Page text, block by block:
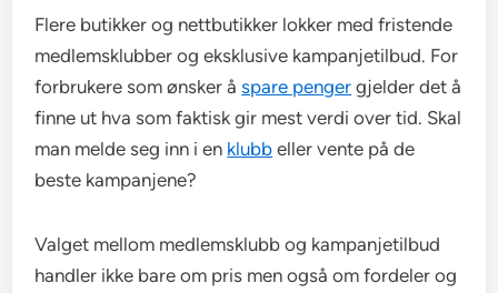
Flere butikker og nettbutikker lokker med fristende
medlemsklubber og eksklusive kampanjetilbud. For
forbrukere som ønsker åspare penger gjelder det å
finne ut hva som faktisk gir mest verdi over tid. Skal
man melde seg inn i en klubb eller vente på de
beste kampanjene?
Valget mellom medlemsklubb og kampanjetilbud
handler ikke bare om pris men også om fordeler og